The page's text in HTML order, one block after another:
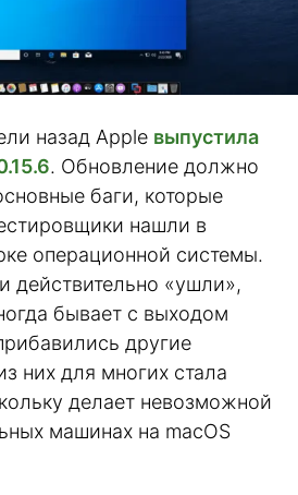
назад Apple выпустила
. Обновление должно
баги, которые
нашли в
операционной системы.
действительно «ушли»,
бывает с выходом
другие
них для многих стала
делает невозможной
машинах на macOS